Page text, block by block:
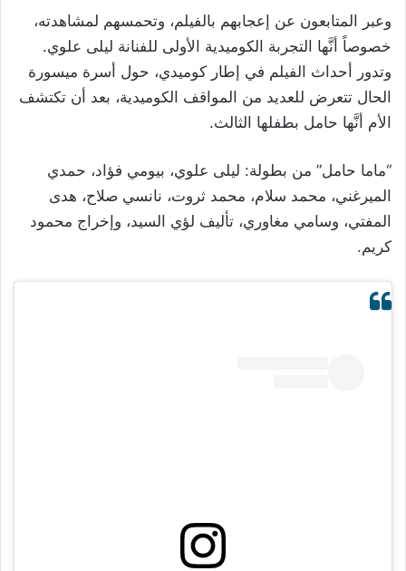
وعبر المتابعون عن إعجابهم بالفيلم، وتحمسهم لمشاهدته،
خصوصاً أنَّها التجربة الكوميدية الأولى للفنانة ليلى علوي.
وتدور أحداث الفيلم في إطار كوميدي، حول أسرة ميسورة
الحال تتعرض للعديد من المواقف الكوميدية، بعد أن تكتشف
الأم أنَّها حامل بطفلها الثالث.
“ماما حامل” من بطولة: ليلى علوي، بيومي فؤاد، حمدي
الميرغني، محمد سلام، محمد ثروت، نانسي صلاح، هدى
المفتي، وسامي مغاوري، تأليف لؤي السيد، وإخراج محمود
كريم.